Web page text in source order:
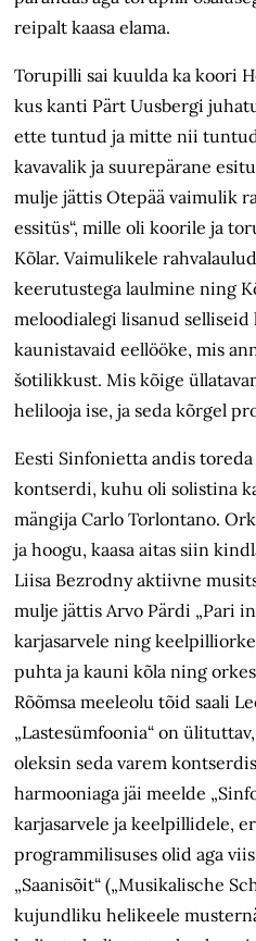
reipalt kaasa elama.
Torupilli sai kuulda ka koori
kus kanti Pärt Uusbergi
ette tuntud ja mitte nii
kavavalik ja suurepärane
mulje jättis Otepää vaimulik
essitüs“, mille oli koorile ja
Kõlar. Vaimulikele
keerutustega laulmine ning
meloodialegi lisanud
kaunistavaid eellööke, mis
šotilikkust. Mis kõige
helilooja ise, ja seda kõrgel
Eesti Sinfonietta andis
kontserdi, kuhu oli solistina
mängija Carlo Torlontano.
ja hoogu, kaasa aitas siin
Liisa Bezrodny aktiivne
mulje jättis Arvo Pärdi „Pari
karjasarvele ning
puhta ja kauni kõla ning
Rõõmsa meeleolu tõid saali
„Lastesümfoonia“ on
oleksin seda varem
harmooniaga jäi meelde
karjasarvele ja keelpillidele,
programmilisuses olid aga
„Saanisõit“ („Musikalische
kujundliku helikeele